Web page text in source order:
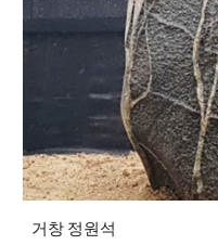
거창 정원석